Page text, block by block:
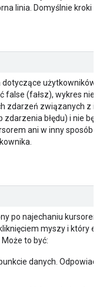
linia. Domyślnie kroki są
użytkowników
false (fałsz), wykres nie
zdarzeń związanych z
błędu) i nie
ani w inny sposób
po najechaniu kursorem
myszy i który
to być:
danych.